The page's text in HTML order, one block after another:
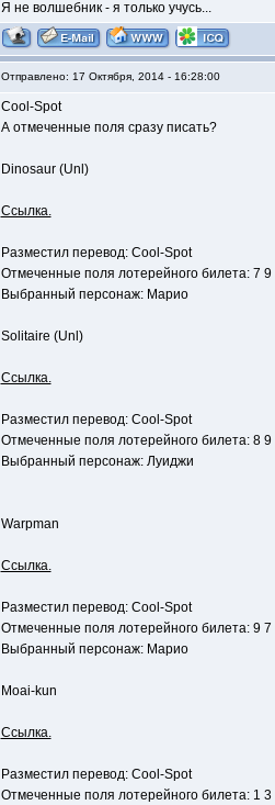
Я не волшебник - я только учусь...
Отправлено: 17 Октября, 2014 - 16:28:00
Cool-Spot
А отмеченные поля сразу писать?
Dinosaur (Unl)
Ссылка.
Разместил перевод: Cool-Spot
Отмеченные поля лотерейного билета: 7 9
Выбранный персонаж: Марио
Solitaire (Unl)
Ссылка.
Разместил перевод: Cool-Spot
Отмеченные поля лотерейного билета: 8 9
Выбранный персонаж: Луиджи
Warpman
Ссылка.
Разместил перевод: Cool-Spot
Отмеченные поля лотерейного билета: 9 7
Выбранный персонаж: Марио
Moai-kun
Ссылка.
Разместил перевод: Cool-Spot
Отмеченные поля лотерейного билета: 1 3